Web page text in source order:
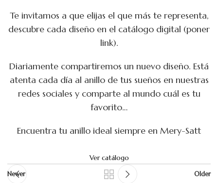
Te invitamos a que elijas el que más te representa,
descubre cada diseño en el catálogo digital (poner
link).
Diariamente compartiremos un nuevo diseño. Está
atenta cada día al anillo de tus sueños en nuestras
redes sociales y comparte al mundo cuál es tu
favorito…
Encuentra tu anillo ideal siempre en Mery-Satt
Ver catálogo
Newer Older